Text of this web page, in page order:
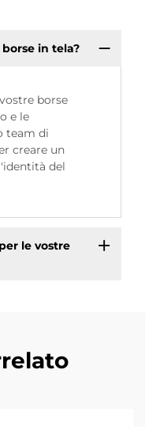
in tela?
borse
e le
team di
creare un
del
le vostre